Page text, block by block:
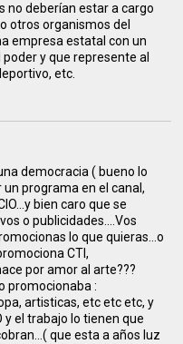
no deberían estar a cargo
otros organismos del
empresa estatal con un
y que represente al
etc.
democracia ( bueno lo
programa en el canal,
bien caro que se
o publicidades....Vos
lo que quieras...o
CTI,
por amor al arte???
promocionaba :
artisticas, etc etc etc, y
y el trabajo lo tienen que
que esta a años luz